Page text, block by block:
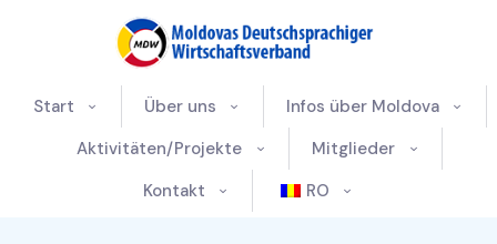
Start Über uns
Infos über Moldova
Aktivitäten/Projekte
Mitglieder
Kontakt
RO